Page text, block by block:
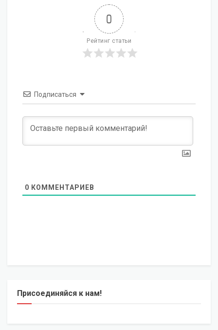
0
Рейтинг статьи
Подписаться
0 КОММЕНТАРИЕВ
Присоединяйся к нам!